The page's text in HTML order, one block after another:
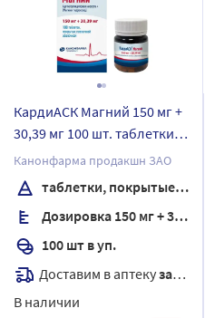
КардиАСК Магний 150 мг +
30,39 мг 100 шт. таблетки,
покрытые пленочной
оболочкой банка
Канонфарма продакшн ЗАО
таблетки, покрытые пленочной оболочкой
Дозировка 150 мг + 30,39 мг
100 шт в уп.
Доставим в аптекузавтра
В наличии